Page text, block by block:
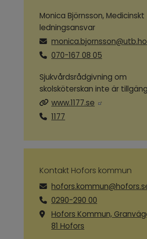
Monica Björnsson, Medicinskt
ledningsansvar
070-167 08 05
Sjukvårdsrådgivning om
skolsköterskan inte är
www.1177.se Länk till
1177
Kontakt Hofors kommun
0290-290 00
Hofors Kommun,
81 Hofors